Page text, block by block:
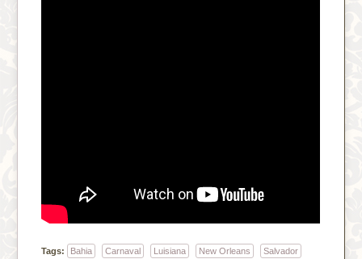
Tags: Bahia Carnaval Luisiana New Orleans Salvador